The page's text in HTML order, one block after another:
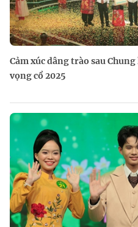
Cảm xúc dâng trào sau
vọng cổ 2025